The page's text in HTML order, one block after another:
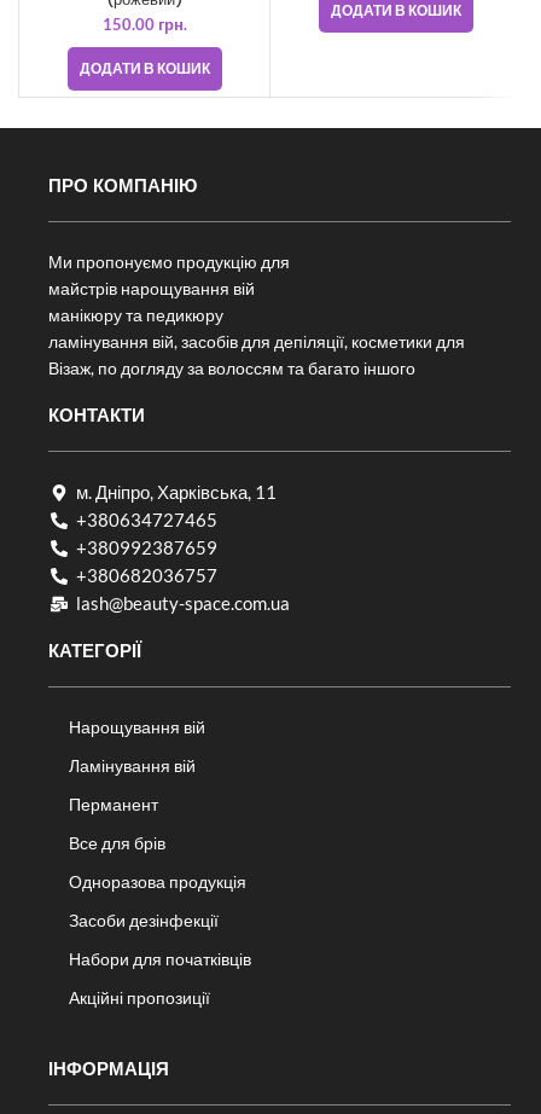
150.00 грн.
ДОДАТИ В КОШИК
ДОДАТИ В КОШИК
ПРО КОМПАНІЮ
Ми пропонуємо продукцію для
майстрів нарощування вій
манікюру та педикюру
ламінування вій, засобів для депіляції, косметики для
Візаж, по догляду за волоссям та багато іншого
КОНТАКТИ
м. Дніпро, Харківська, 11
+380634727465
+380992387659
+380682036757​
lash@beauty-space.com.ua
КАТЕГОРІЇ
Нарощування вій
Ламінування вій
Перманент
Все для брів
Одноразова продукція
Засоби дезінфекції
Набори для початківців
Акційні пропозиції
ІНФОРМАЦІЯ